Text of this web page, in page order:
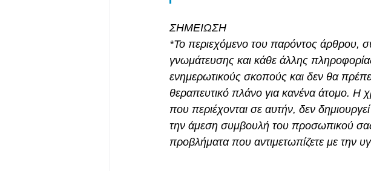
ΣΗΜΕΙΩΣΗ
*Το περιεχόμενο του παρόντος άρθρου,
γνωμάτευσης και κάθε άλλης
ενημερωτικούς σκοπούς και δεν θα
θεραπευτικό πλάνο για κανένα άτομο. Η
που περιέχονται σε αυτήν, δεν
την άμεση συμβουλή του προσωπικού
προβλήματα που αντιμετωπίζετε με την